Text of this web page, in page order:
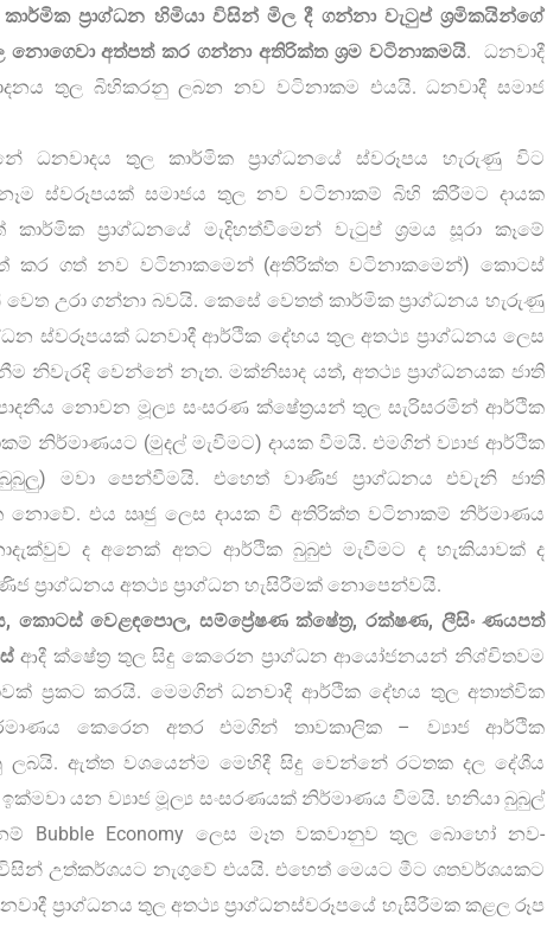
ප්‍රාග්ධන හිමියා විසින් මිල දී ගන්නා වැටුප් ශ්‍රමිකයින්ගේ
නොගෙවා අත්පත් කර ගන්නා අතිරික්ත ශ්‍රම වටිනාකමයි. ධනවාදී
තුල බිහිකරනු ලබන නව වටිනාකම එයයි. ධනවාදී සමාජ
ධනවාදය තුල කාර්මික ප්‍රාග්ධනයේ ස්වරූපය හැරුණු විට
ස්වරූපයක් සමාජය තුල නව වටිනාකම් බිහි කිරීමට දායක
ප්‍රාග්ධනයේ මැදිහත්වීමෙන් වැටුප් ශ්‍රමය සූරා කෑමේ
කර ගත් නව වටිනාකමෙන් (අතිරික්ත වටිනාකමෙන්) කොටස්
උරා ගන්නා බවයි. කෙසේ වෙතත් කාර්මික ප්‍රාග්ධනය හැරුණු
ස්වරූපයක් ධනවාදී ආර්ථික දේහය තුල අතථ්‍ය ප්‍රාග්ධනය ලෙස
නිවැරදි වෙන්නේ නැත. මක්නිසාද යත්, අතථ්‍ය ප්‍රාග්ධනයක ජාති
නොවන මූල්‍ය සංසරණ ක්ෂේත්‍රයන් තුල සැරිසරමින් ආර්ථික
නිර්මාණයට (මුදල් මැවීමට) දායක වීමයි. එමගින් ව්‍යාජ ආර්ථික
මවා පෙන්වීමයි. එහෙත් වාණිජ ප්‍රාග්ධනය එවැනි ජාති
එය ඍජු ලෙස දායක වී අතිරික්ත වටිනාකම් නිර්මාණය
ද අනෙක් අතට ආර්ථික බුබුළු මැවීමට ද හැකියාවක් ද
ප්‍රාග්ධනය අතථ්‍ය ප්‍රාග්ධන හැසිරීමක් නොපෙන්වයි.
වෙළඳපොල, සම්ප්‍රේෂණ ක්ෂේත්‍ර, රක්ෂණ, ලීසිං ණයපත්
ආදී ක්ෂේත්‍ර තුල සිදු කෙරෙන ප්‍රාග්ධන ආයෝජනයන් නිශ්චිතවම
ප්‍රකට කරයි. මෙමගින් ධනවාදී ආර්ථික දේහය තුල අතාත්වික
කෙරෙන අතර එමගින් තාවකාලික – ව්‍යාජ ආර්ථික
ලබයි. ඇත්ත වශයෙන්ම මෙහිදී සිදු වෙන්නේ රටතක දල දේශීය
යන ව්‍යාජ මූල්‍ය සංසරණයක් නිර්මාණය වීමයි. භනියා බුබුල්
Bubble Economy ලෙස මෑත වකවානුව තුල බොහෝ නව-
උත්කර්ශයට නැගුවේ එයයි. එහෙත් මෙයට මීට ශතවර්ශයකට
ප්‍රාග්ධනය තුල අතථ්‍ය ප්‍රාග්ධනස්වරූපයේ හැසිරීමක කළල රූප